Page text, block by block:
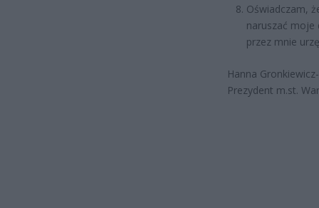
Oświadczam,
naruszać
przez mnie
Hanna
Prezydent m.st.